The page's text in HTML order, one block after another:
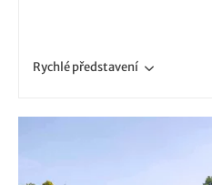
Rychlépředstavení